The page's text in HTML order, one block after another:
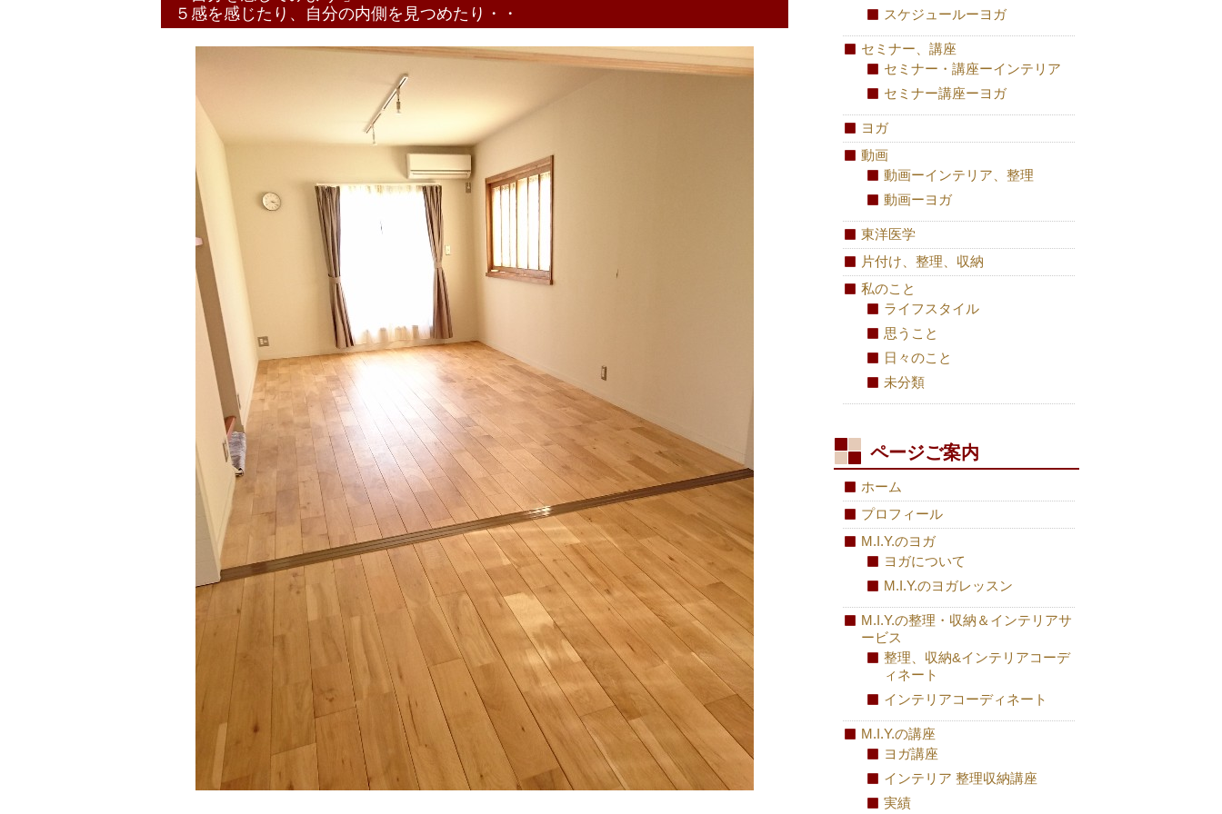
５感を感じたり、自分の内側を見つめたり・・
スケジュールーヨガ
セミナー、講座
セミナー・講座ーインテリア
セミナー講座ーヨガ
ヨガ
動画
動画ーインテリア、整理
動画ーヨガ
東洋医学
片付け、整理、収納
私のこと
ライフスタイル
思うこと
日々のこと
未分類
ページご案内
ホーム
プロフィール
M.I.Y.のヨガ
ヨガについて
M.I.Y.のヨガレッスン
M.I.Y.の整理・収納＆インテリアサ
ービス
整理、収納&インテリアコーデ
ィネート
インテリアコーディネート
M.I.Y.の講座
ヨガ講座
インテリア 整理収納講座
実績